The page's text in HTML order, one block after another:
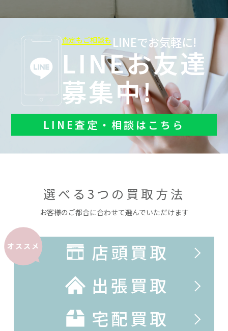
査定もご相談も LINEでお気軽に!
LINEお友達
募集中!
LINE査定・相談はこちら
選べる3つの買取方法
お客様のご都合に合わせて選んでいただけます
オススメ
店頭買取
出張買取
宅配買取